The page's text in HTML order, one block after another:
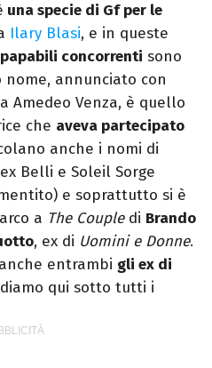
una specie di Gf per le
Ilary Blasi, e in queste
papabili concorrenti sono
nome, annunciato con
Amedeo Venza, è quello
che aveva partecipato
anche i nomi di
Belli e Soleil Sorge
e soprattutto si è
a The Coupledi Brando
, ex di Uomini e Donne.
entrambi gli ex di
qui sotto tutti i